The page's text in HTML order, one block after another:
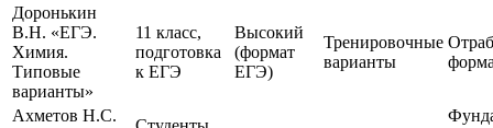
Доронькин
В.Н. «ЕГЭ.
Химия.
Типовые
варианты»
11 класс,
подготовка
к ЕГЭ
Высокий
(формат
ЕГЭ)
Тренировочные
варианты
Ахметов Н.С.